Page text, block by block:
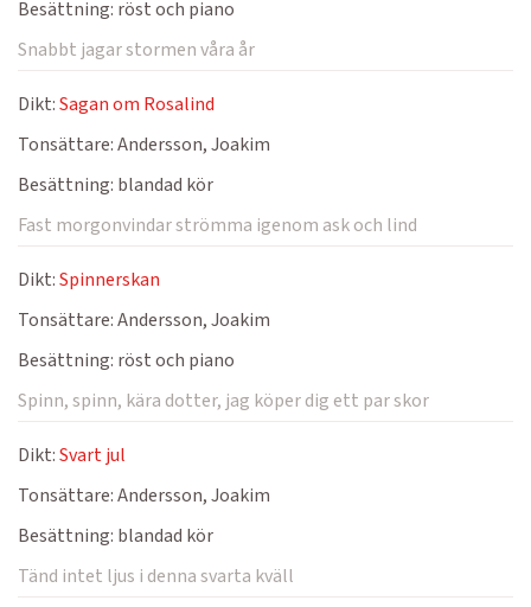
Besättning: röst och piano
Snabbt jagar stormen våra år
Dikt:Sagan om Rosalind
Tonsättare:Andersson, Joakim
Besättning: blandad kör
Fast morgonvindar strömma igenom ask och lind
Dikt:Spinnerskan
Tonsättare:Andersson, Joakim
Besättning: röst och piano
Spinn, spinn, kära dotter, jag köper dig ett par skor
Dikt:Svart jul
Tonsättare:Andersson, Joakim
Besättning: blandad kör
Tänd intet ljus i denna svarta kväll